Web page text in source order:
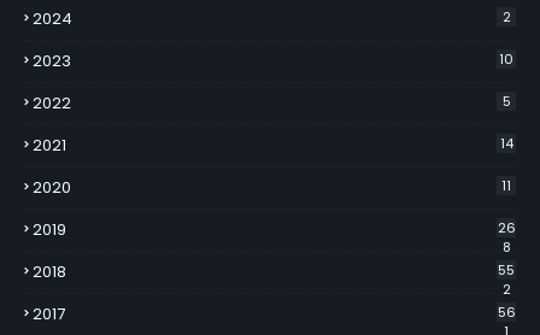
2024 2
2023 10
2022 5
2021 14
2020 11
2019
26
8
2018
55
2
2017
56